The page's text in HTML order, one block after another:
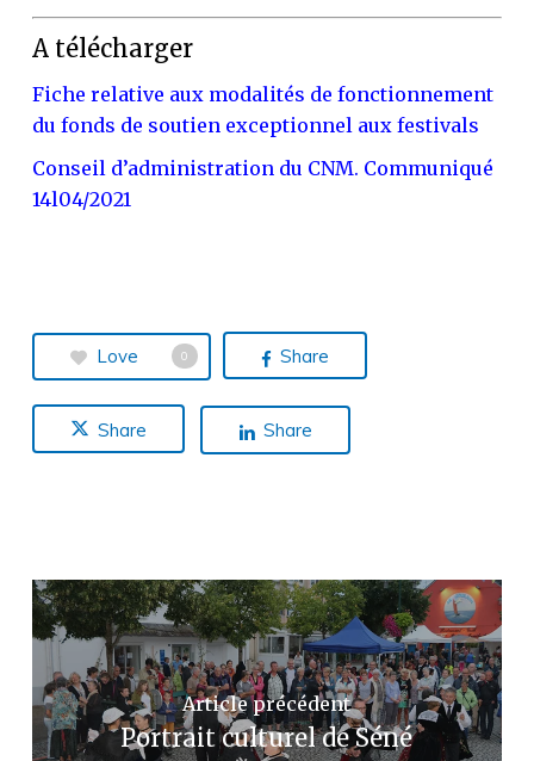
A télécharger
Fiche relative aux modalités de fonctionnement
du fonds de soutien exceptionnel aux festivals
Conseil d’administration du CNM. Communiqué
14l04/2021
Love 0 Share
Share Share
Article précédent
Portrait culturel de Séné